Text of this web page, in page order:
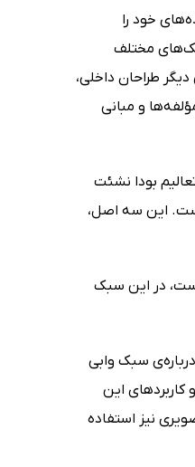
خود را
مختلف
طراحان داخلی،
و مبانی
بودا نشئت
این سه اصل،
در این سبک
سبک وابی
این
نیز استفاده